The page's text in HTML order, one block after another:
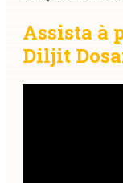
Assista à
Diljit